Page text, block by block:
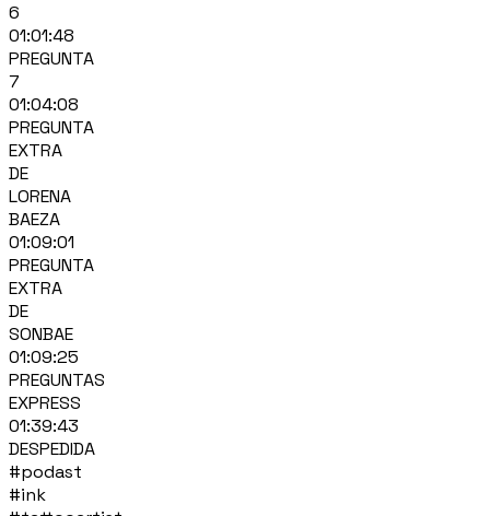
6
01:01:48
PREGUNTA
7
01:04:08
PREGUNTA
EXTRA
DE
LORENA
BAEZA
01:09:01
PREGUNTA
EXTRA
DE
SONBAE
01:09:25
PREGUNTAS
EXPRESS
01:39:43
DESPEDIDA
#podast
#ink